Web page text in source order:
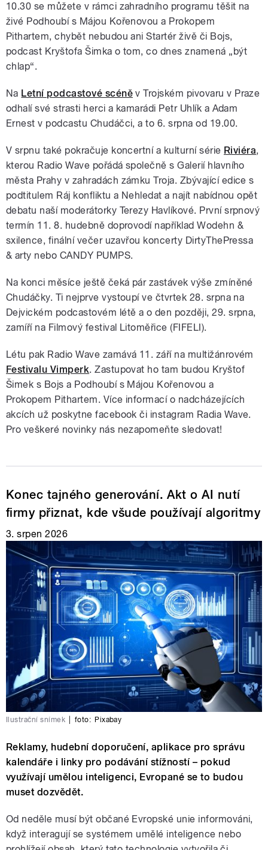
10.30 se můžete v rámci zahradního programu těšit na
živé Podhoubí s Májou Kořenovou a Prokopem
Pithartem, chybět nebudou ani Startér živě či Bojs,
podcast Kryštofa Šimka o tom, co dnes znamená „být
chlap“.
Na Letní podcastové scéně v Trojském pivovaru v Praze
odhalí své strasti herci a kamarádi Petr Uhlík a Adam
Ernest v podcastu Chudáčci, a to 6. srpna od 19.00.
V srpnu také pokračuje koncertní a kulturní série Riviéra,
kterou Radio Wave pořádá společně s Galerií hlavního
města Prahy v zahradách zámku Troja. Zbývající edice s
podtitulem Ráj konfliktu a Nehledat a najít nabídnou opět
debatu naší moderátorky Terezy Havlíkové. První srpnový
termín 11. 8. hudebně doprovodí například Wodehn &
sxilence, finální večer uzavřou koncerty DirtyThePressa
& arty nebo CANDY PUMPS.
Na konci měsíce ještě čeká pár zastávek výše zmíněné
Chudáčky. Ti nejprve vystoupí ve čtvrtek 28. srpna na
Dejvickém podcastovém létě a o den později, 29. srpna,
zamíří na Filmový festival Litoměřice (FIFELI).
Létu pak Radio Wave zamává 11. září na multižánrovém
Festivalu Vimperk. Zastupovat ho tam budou Kryštof
Šimek s Bojs a Podhoubí s Májou Kořenovou a
Prokopem Pithartem. Více informací o nadcházejících
akcích už poskytne facebook či instagram Radia Wave.
Pro veškeré novinky nás nezapomeňte sledovat!
Konec tajného generování. Akt o AI nutí
firmy přiznat, kde všude používají algoritmy
3. srpen 2026
Ilustrační snímek foto: Pixabay
Reklamy, hudební doporučení, aplikace pro správu
kalendáře i linky pro podávání stížností – pokud
využívají umělou inteligenci, Evropané se to budou
muset dozvědět.
Od neděle musí být občané Evropské unie informováni,
když interagují se systémem umělé inteligence nebo